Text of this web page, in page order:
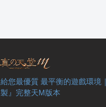
給您最優質 最平衡的遊戲環境
製』完整天M版本